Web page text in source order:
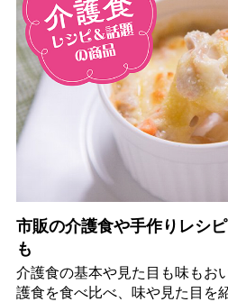
市販の介護食や手作りレシ
も
介護食の基本や見た目も味もお
護食を食べ比べ、味や見た目を